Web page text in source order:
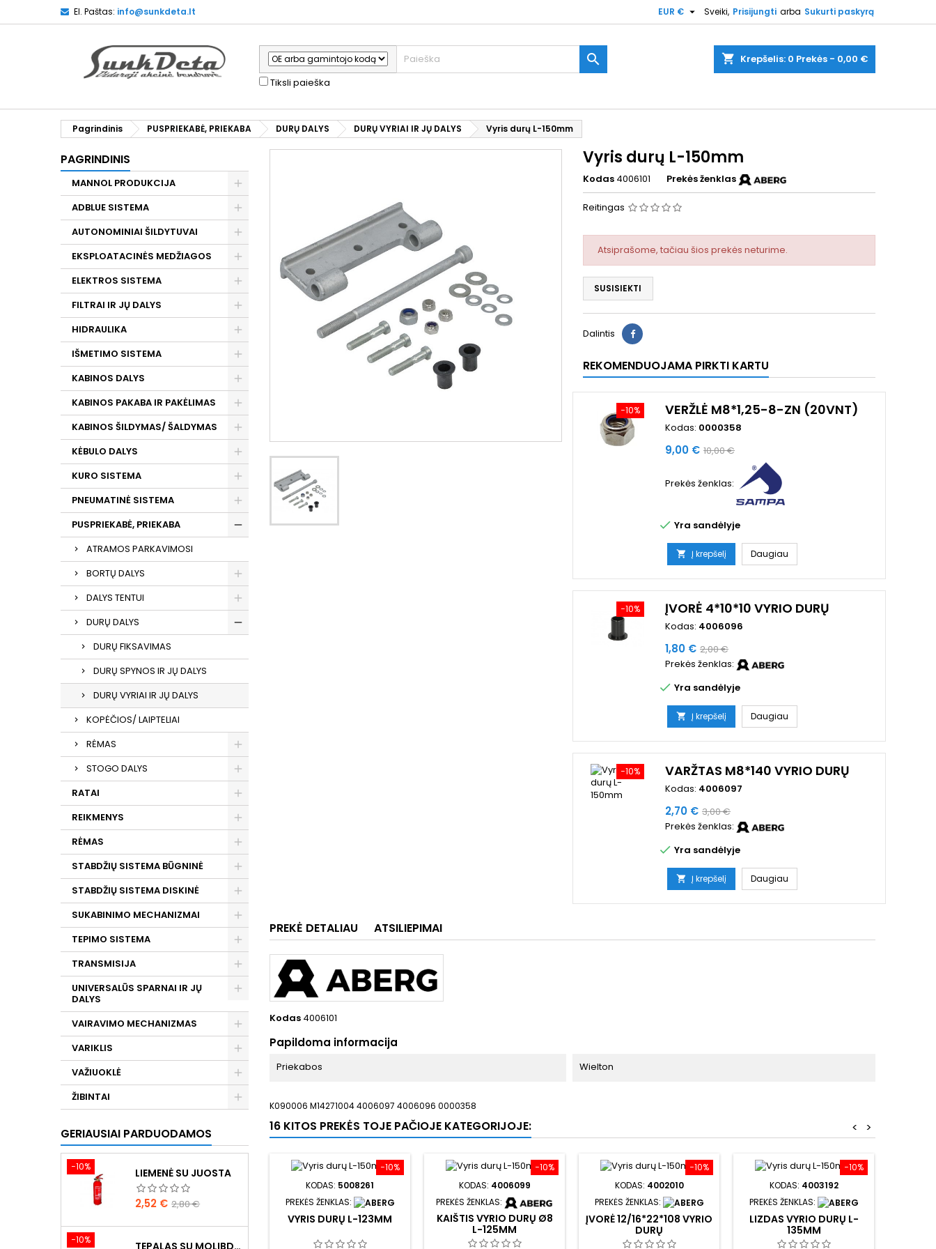
El. Paštas: info@sunkdeta.lt Sveiki, Prisijungti arba Sukurti paskyrą
EUR € 
shopping_cart Krepšelis: 0 Prekės - 0,00 €
Tiksli paieška

Pagrindinis PUSPRIEKABĖ, PRIEKABA DURŲ DALYS DURŲ VYRIAI IR JŲ DALYS Vyris durų L-150mm
PAGRINDINIS
MANNOL PRODUKCIJA
ADBLUE SISTEMA
AUTONOMINIAI ŠILDYTUVAI
EKSPLOATACINĖS MEDŽIAGOS
ELEKTROS SISTEMA
FILTRAI IR JŲ DALYS
HIDRAULIKA
IŠMETIMO SISTEMA
KABINOS DALYS
KABINOS PAKABA IR PAKĖLIMAS
KABINOS ŠILDYMAS/ ŠALDYMAS
KĖBULO DALYS
KURO SISTEMA
PNEUMATINĖ SISTEMA
PUSPRIEKABĖ, PRIEKABA
ATRAMOS PARKAVIMOSI
BORTŲ DALYS
DALYS TENTUI
DURŲ DALYS
DURŲ FIKSAVIMAS
DURŲ SPYNOS IR JŲ DALYS
DURŲ VYRIAI IR JŲ DALYS
KOPĖČIOS/ LAIPTELIAI
RĖMAS
STOGO DALYS
RATAI
REIKMENYS
RĖMAS
STABDŽIŲ SISTEMA BŪGNINĖ
STABDŽIŲ SISTEMA DISKINĖ
SUKABINIMO MECHANIZMAI
TEPIMO SISTEMA
TRANSMISIJA
UNIVERSALŪS SPARNAI IR JŲ
DALYS
VAIRAVIMO MECHANIZMAS
VARIKLIS
VAŽIUOKLĖ
ŽIBINTAI
GERIAUSIAI PARDUODAMOS
−10% LIEMENĖ SU JUOSTA
Kaina
2,52 € Bazinė
2,80 €
−10%
Vyris durų L-150mm
Kodas 4006101 Prekės ženklas
Reitingas
Atsiprašome, tačiau šios prekės neturime.
SUSISIEKTI
Dalintis
REKOMENDUOJAMA PIRKTI KARTU
−10% VERŽLĖ M8*1,25-8-ZN (20VNT)
Kodas: 0000358
Kaina
9,00 € Bazinė
10,00 €
Prekės ženklas:
 Yra sandėlyje
 Į krepšelį Daugiau
−10% ĮVORĖ 4*10*10 VYRIO DURŲ
Kodas: 4006096
Kaina
1,80 € Bazinė
kaina
2,00 €
Prekės ženklas:
 Yra sandėlyje
 Į krepšelį Daugiau
−10% VARŽTAS M8*140 VYRIO DURŲ
Kodas: 4006097
Kaina
2,70 € Bazinė
kaina
3,00 €
Prekės ženklas:
 Yra sandėlyje
 Į krepšelį Daugiau
PREKĖ DETALIAU ATSILIEPIMAI
Kodas 4006101
Papildoma informacija
Priekabos Wielton
K090006 M14271004 4006097 4006096 0000358
16 KITOS PREKĖS TOJE PAČIOJE KATEGORIJOJE: >
<
−10%
KODAS: 5008261
PREKĖS ŽENKLAS:
VYRIS DURŲ L-123MM
−10%
KODAS: 4006099
PREKĖS ŽENKLAS:
KAIŠTIS VYRIO DURŲ Ø8
L-125MM
−10%
KODAS: 4002010
PREKĖS ŽENKLAS:
ĮVORĖ 12/16*22*108 VYRIO
DURŲ
−10%
KODAS: 4003192
PREKĖS ŽENKLAS:
LIZDAS VYRIO DURŲ L-
135MM